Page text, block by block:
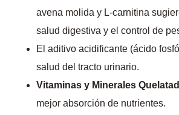
avena molida y L-carnitina
salud digestiva y el control de
El aditivo acidificante (ácido
salud del tracto urinario.
Vitaminas y Minerales
mejor absorción de nutrientes.